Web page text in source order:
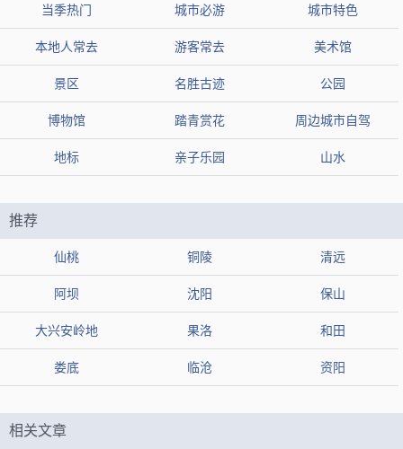
评论2：特别高大，大家都会摸下大佛的脚趾头，以祈求好运
评论3：不愧是当代世界最大佛教艺术圣堂
组图
推荐2：
风景区
【简介】无锡市滨湖区的“三国城”是一座以三国时期为主题的主
题公园，展示了三国历史文化和江南水乡风情。
【开放时间】开放时间：08:00-17:30 停止售票：17:00 停止入
场：17:00
【标签】
当季热门 城市必游 城市特色
本地人常去 游客常去 美术馆
景区 名胜古迹 公园
博物馆 踏青赏花 周边城市自驾
地标 亲子乐园 山水
推荐
仙桃 铜陵 清远
阿坝 沈阳 保山
大兴安岭地 果洛 和田
娄底 临沧 资阳
相关文章